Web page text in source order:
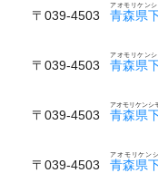
〒039-4503 青森県
アオモリケン
〒039-4503 青森県
アオモリケン
〒039-4503 青森県
アオモリケンシ
〒039-4503 青森県
アオモリケン